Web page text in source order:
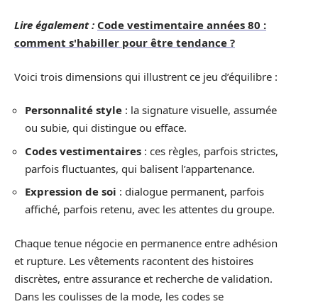
Lire également : Code vestimentaire années 80 :
comment s'habiller pour être tendance ?
Voici trois dimensions qui illustrent ce jeu d’équilibre :
Personnalité style : la signature visuelle, assumée
ou subie, qui distingue ou efface.
Codes vestimentaires : ces règles, parfois strictes,
parfois fluctuantes, qui balisent l’appartenance.
Expression de soi : dialogue permanent, parfois
affiché, parfois retenu, avec les attentes du groupe.
Chaque tenue négocie en permanence entre adhésion
et rupture. Les vêtements racontent des histoires
discrètes, entre assurance et recherche de validation.
Dans les coulisses de la mode, les codes se